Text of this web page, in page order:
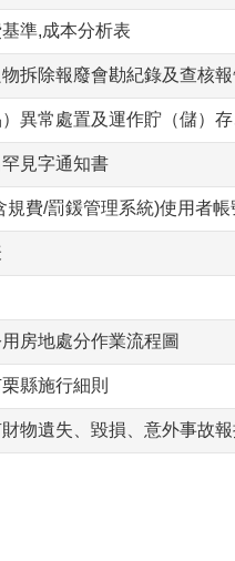
準,成本分析表
拆除報廢會勘紀錄及查核
異常處置及運作貯（儲）
見字通知書
規費/罰鍰管理系統)使用者帳
房地處分作業流程圖
縣施行細則
物遺失、毀損、意外事故